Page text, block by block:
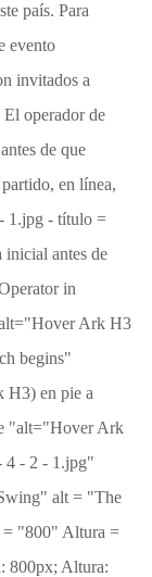
país. Para
evento
invitados a
operador de
de que
en línea,
1.jpg - título =
antes de
in
Ark H3
begins"
en pie a
"alt="Hover Ark
4 - 2 - 1.jpg"
alt = "The
= "800" Altura =
800px; Altura: